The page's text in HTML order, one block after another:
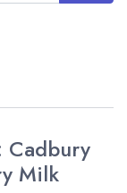
Cadbury
Milk